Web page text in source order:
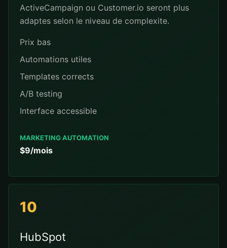
ActiveCampaign ou Customer.io seront plus
adaptes selon le niveau de complexite.
Prix bas
Automations utiles
Templates corrects
A/B testing
Interface accessible
MARKETING AUTOMATION
$9/mois
10
HubSpot